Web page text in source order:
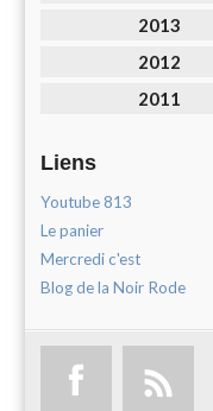
2013
2012
2011
Liens
Youtube 813
Le panier
Mercredi c'est
Blog de la Noir Rode